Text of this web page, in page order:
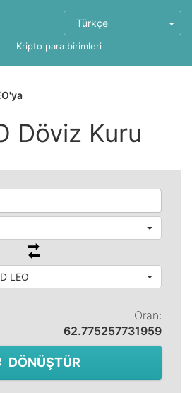
Türkçe
Kripto para birimleri
Döviz Kuru
LEO
Oran:
62.775257731959
DÖNÜŞTÜR